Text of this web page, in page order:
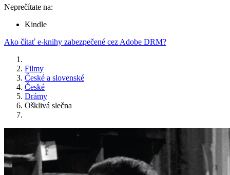
Neprečítate na:
Kindle
Ako čítať e-knihy zabezpečené cez Adobe DRM?
Filmy
České a slovenské
České
Drámy
Ošklivá slečna